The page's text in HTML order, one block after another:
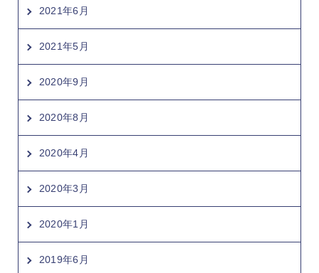
2021年6月
2021年5月
2020年9月
2020年8月
2020年4月
2020年3月
2020年1月
2019年6月